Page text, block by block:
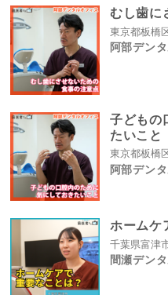
むし歯に
東京都板橋
阿部デン
子どもの
たいこと
東京都板橋
阿部デン
ホームケ
千葉県富津
間瀬デン